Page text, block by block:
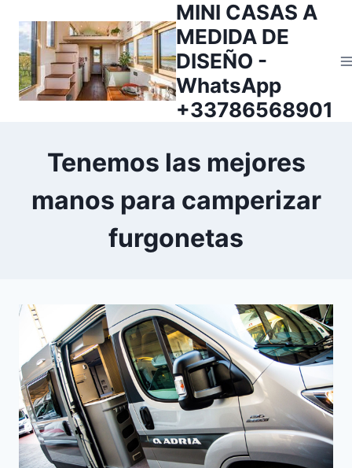
contenido
MINI CASAS A
MEDIDA DE
DISEÑO -
WhatsApp
+33786568901
Tenemos las mejores
manos para camperizar
furgonetas